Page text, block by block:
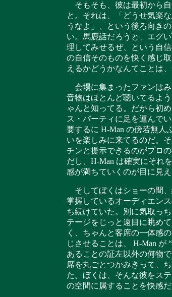
そもそも、彼は最初から
と。それは、「どうせ気楽
うなよ」、という後ろ向き
い。馬鹿話だろうと、エグ
理してみせるぜ、という自
の自信そのものを快く感じ
えるかどうかなんてことは
会場に集まったファンは
音物はほとんど聴いてるよ
ゃんと知ってる。だから初
ス・パーティに足を運んで
要するに H-Man の傍若無人
いを楽しみに来てるのだ。
チンと提示できるのがプロ
だし、H-Man は確実にそれ
感が満ちていくのが目に見え
そしてぼくはショーの間、
掌握しているオーディエン
ち続けていた。別に気取っ
テージをじっと遠目に眺め
く、ちゃんと客席の一体感
じさせることは、 H-Man が
あることの証左以外の何物
席を丸ごとつかみきって、
た。ぼくは、そんな彼をス
の空間に属することを快感だ